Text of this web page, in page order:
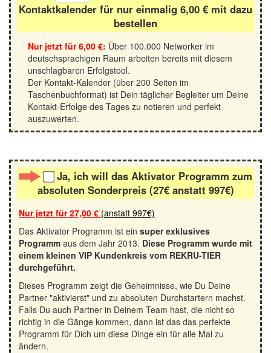
Kontaktkalender für nur einmalig 6,00 € mit dazu
bestellen
Nur jetzt für6,00 €: Über 100.000 Networker im
deutschsprachigen Raum arbeiten bereits mit diesem
unschlagbaren Erfolgstool.
Der Kontakt-Kalender (über 200 Seiten im
Taschenbuchformat) ist Dein täglicher Begleiter um Deine
Kontakt-Erfolge des Tages zu notieren und perfekt
auszuwerten.
Ja, ich will das Aktivator Programm zum
absoluten Sonderpreis (27€ anstatt 997€)
Nur jetzt für27,00 € (anstatt 997€)
Das Aktivator Programm ist ein super exklusives
Programm aus dem Jahr 2013. Diese Programm wurde mit
einem kleinen VIP Kundenkreis vom REKRU-TIER
durchgeführt.
Dieses Programm zeigt die Geheimnisse, wie Du Deine
Partner "aktivierst" und zu absoluten Durchstartern machst.
Falls Du auch Partner in Deinem Team hast, die nicht so
richtig in die Gänge kommen, dann ist das das perfekte
Programm für Dich um diese Dinge ein für alle Mal zu
ändern.